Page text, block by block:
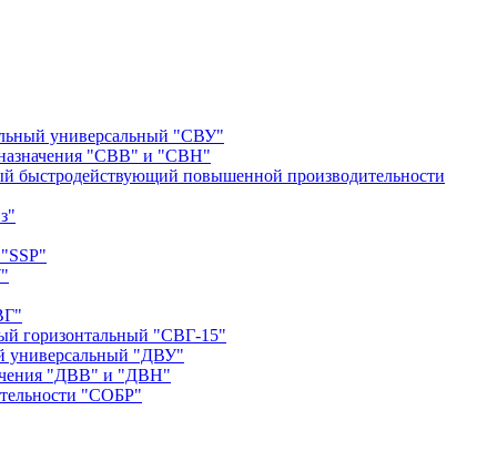
универсальный "СВУ"
назначения "СВВ" и "СВН"
быстродействующий повышенной производительности
горизонтальный "СВГ-15"
универсальный "ДВУ"
"ДВВ" и "ДВН"
"СОБР"